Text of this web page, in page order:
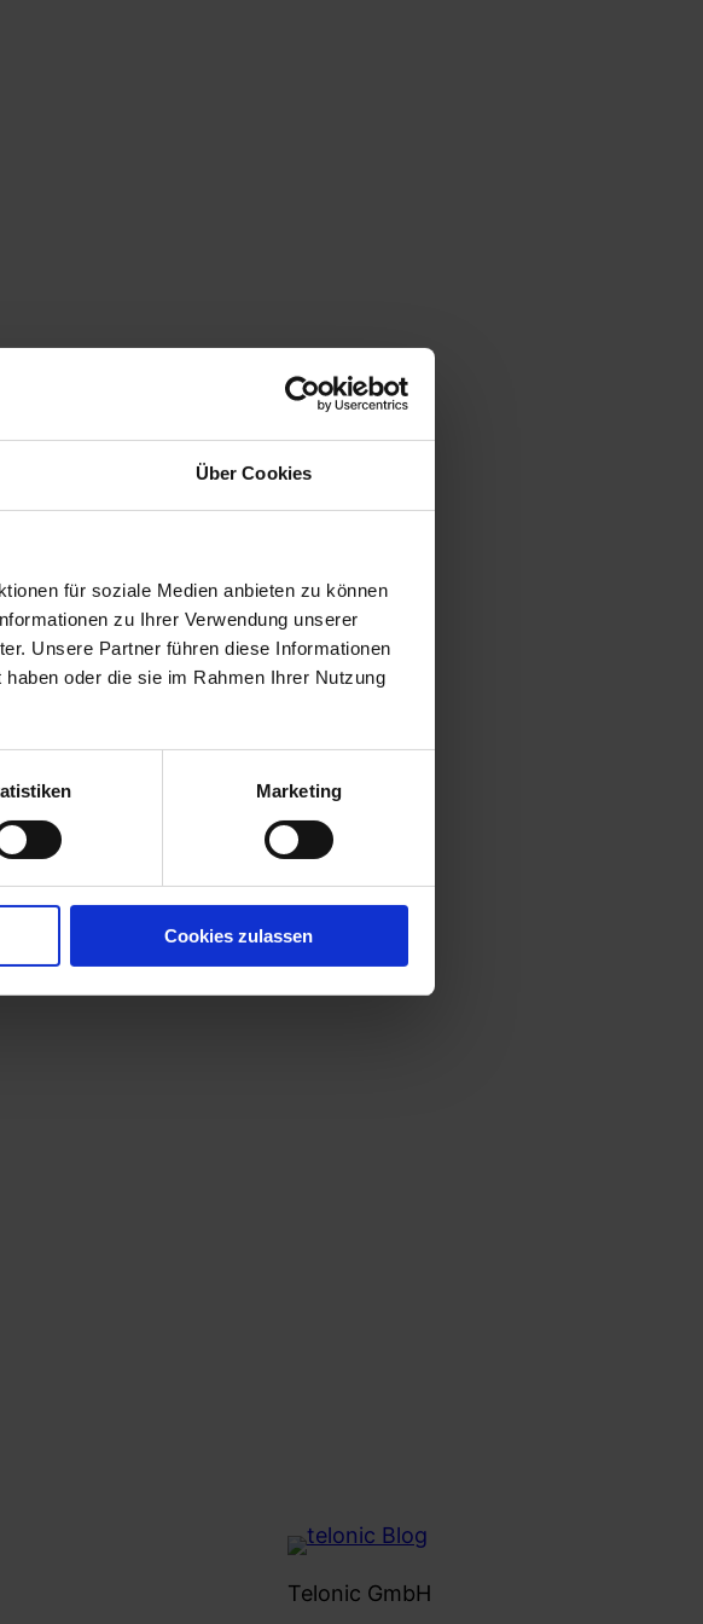
Über Cookies
für soziale Medien anbieten zu können
zu Ihrer Verwendung unserer
Unsere Partner führen diese Informationen
oder die sie im Rahmen Ihrer Nutzung
Marketing
Cookies zulassen
Telonic GmbH